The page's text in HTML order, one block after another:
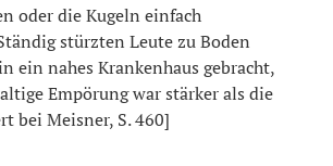
oder die Kugeln einfach
stürzten Leute zu Boden
ein nahes Krankenhaus gebracht,
Empörung war stärker als die
bei Meisner, S. 460]